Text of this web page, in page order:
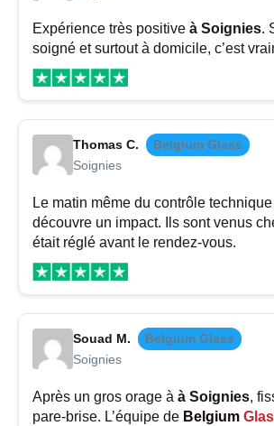
Expérience très positive à Soignies.
soigné et surtout à domicile, c’est
Thomas C.
Belgium Glass
Soignies
Le matin même du contrôle technique
découvre un impact. Ils sont venus
était réglé avant le rendez-vous.
Souad M.
Belgium Glass
Soignies
Après un gros orage à à Soignies,
pare-brise. L’équipe de Belgium